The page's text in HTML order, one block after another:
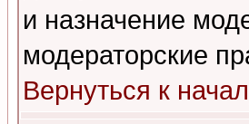
и назначение
модераторские
Вернуться к